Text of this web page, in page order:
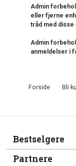
Admin
eller fjerne
tråd med
Admin
anmeldelser i
Forside Bli
Bestselgere
Partnere